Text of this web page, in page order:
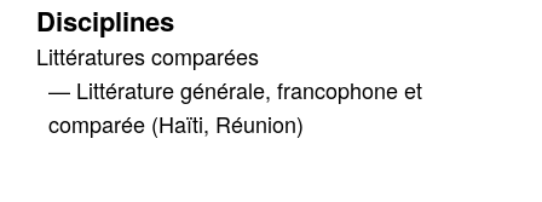
Disciplines
Littératures comparées
— Littérature générale, francophone et
comparée (Haïti, Réunion)